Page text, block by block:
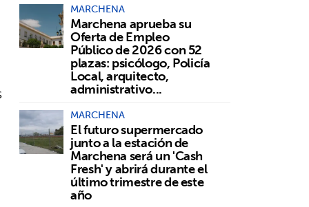
MARCHENA
Marchena aprueba su
Oferta de Empleo
Público de 2026 con 52
plazas: psicólogo, Policía
Local, arquitecto,
administrativo...
MARCHENA
El futuro supermercado
junto a la estación de
Marchena será un 'Cash
Fresh' y abrirá durante el
último trimestre de este
año